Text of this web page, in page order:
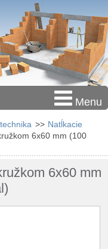
Menu
>> Natĺkacie
6x60 mm (100
6x60 mm